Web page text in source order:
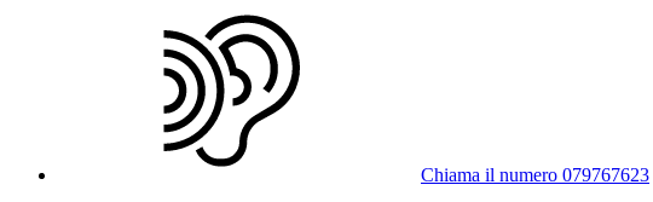
Chiama il numero 079767623